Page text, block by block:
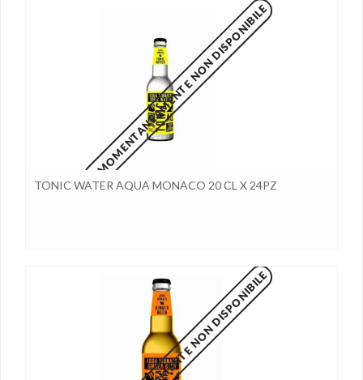
MOMENTANEAMENTE NON DISPONIBILE
TONIC WATER AQUA MONACO 20 CL X 24PZ